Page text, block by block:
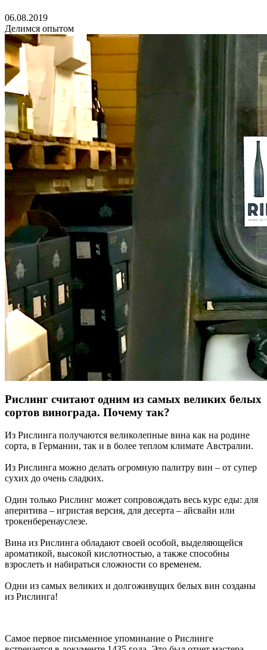
06.08.2019
Делимся опытом
Рислинг считают одним из самых великих белых
сортов винограда. Почему так?
Из Рислинга получаются великолепные вина как на родине
сорта, в Германии, так и в более теплом климате Австралии.
Из Рислинга можно делать огромную палитру вин – от супер
сухих до очень сладких.
Один только Рислинг может сопровождать весь курс еды: для
аперитива – игристая версия, для десерта – айсвайн или
трокенберенауслезе.
Вина из Рислинга обладают своей особой, выделяющейся
ароматикой, высокой кислотностью, а также способны
взрослеть и набираться сложности со временем.
Одни из самых великих и долгоживущих белых вин созданы
из Рислинга!
Самое первое письменное упоминание о Рислинге